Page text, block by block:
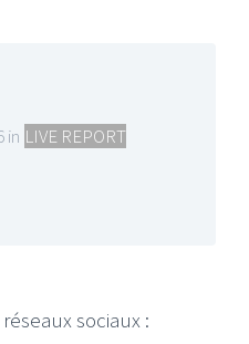
in LIVE REPORT
sociaux :